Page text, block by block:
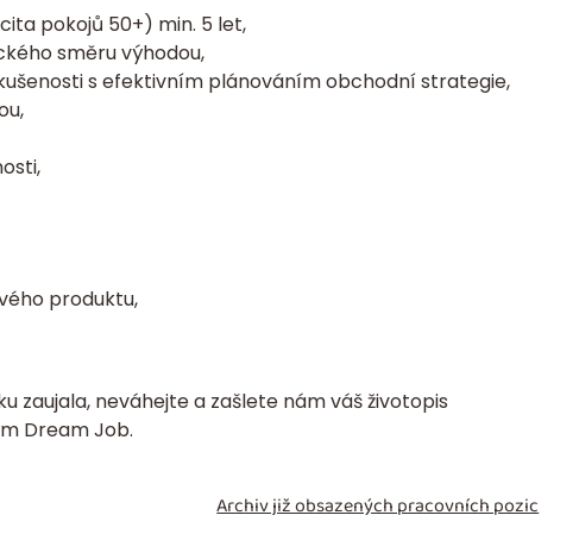
pokojů 50+) min. 5 let,
směru výhodou,
s efektivním plánováním obchodní strategie,
produktu,
zaujala, neváhejte a zašlete nám vášživotopis
Dream Job.
Archiv již obsazených pracovních pozic